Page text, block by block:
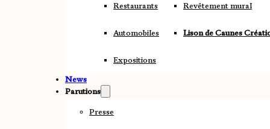
Restaurants
Automobiles
Expositions
Revêtement mural
Lison de Caunes
News
Parutions
Presse